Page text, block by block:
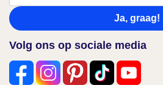
Ja, graag!
Volg ons op sociale media